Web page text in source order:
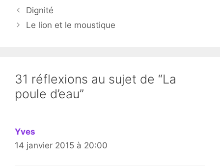
Dignité
Le lion et le moustique
31 réflexions au sujet de “La
poule d’eau”
Yves
14 janvier 2015 à 20:00